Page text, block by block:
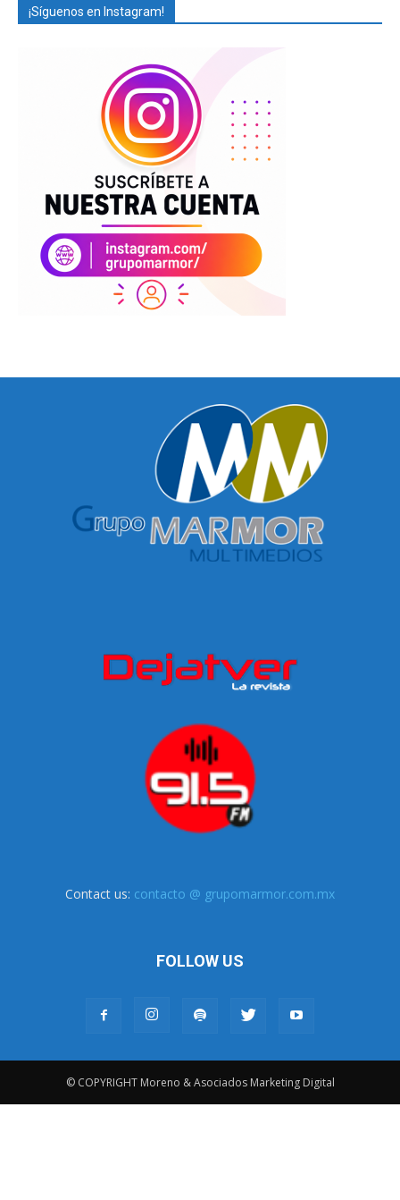
¡Síguenos en Instagram!
Contact us: contacto @ grupomarmor.com.mx
FOLLOW US
© COPYRIGHT Moreno & Asociados Marketing Digital